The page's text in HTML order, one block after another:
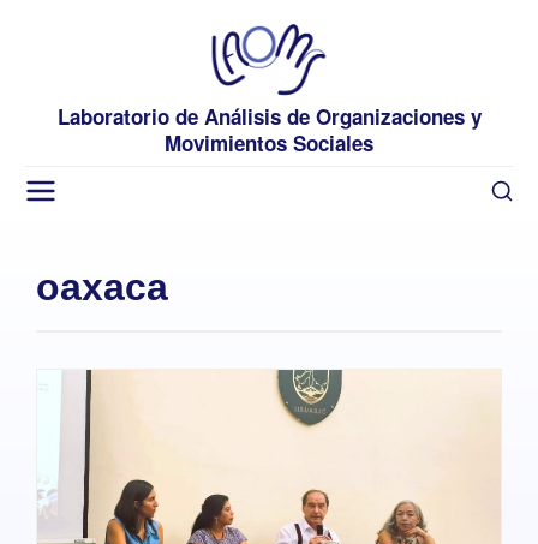
Laboratorio de Análisis de Organizaciones y
Movimientos Sociales
oaxaca